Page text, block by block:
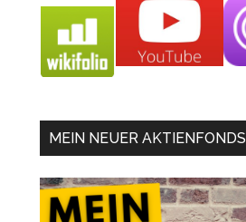
MEIN NEUER AKTIENFONDS